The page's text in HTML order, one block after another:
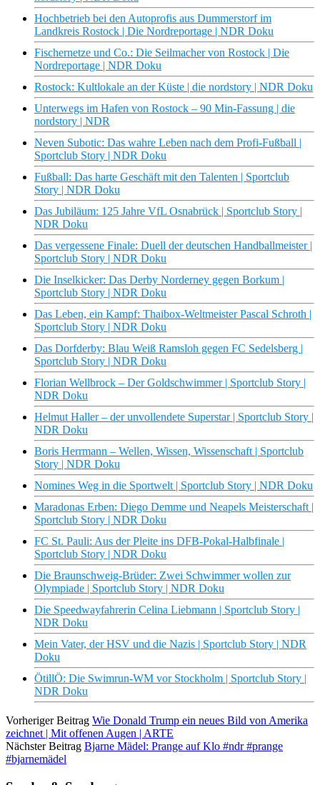
Hochbetrieb bei den Autoprofis aus Dummerstorf im
Landkreis Rostock | Die Nordreportage | NDR Doku
Fischernetze und Co.: Die Seilmacher von Rostock | Die
Nordreportage | NDR Doku
Rostock: Kultlokale an der Küste | die nordstory | NDR Doku
Unterwegs im Hafen von Rostock – 90 Min-Fassung | die
nordstory | NDR
Neven Subotic: Das wahre Leben nach dem Profi-Fußball |
Sportclub Story | NDR Doku
Fußball: Das harte Geschäft mit den Talenten | Sportclub
Story | NDR Doku
Das Jubiläum: 125 Jahre VfL Osnabrück | Sportclub Story |
NDR Doku
Das vergessene Finale: Duell der deutschen Handballmeister |
Sportclub Story | NDR Doku
Die Inselkicker: Das Derby Norderney gegen Borkum |
Sportclub Story | NDR Doku
Das Leben, ein Kampf: Thaibox-Weltmeister Pascal Schroth |
Sportclub Story | NDR Doku
Das Dorfderby: Blau Weiß Ramsloh gegen FC Sedelsberg |
Sportclub Story | NDR Doku
Florian Wellbrock – Der Goldschwimmer | Sportclub Story |
NDR Doku
Helmut Haller – der unvollendete Superstar | Sportclub Story |
NDR Doku
Boris Herrmann – Wellen, Wissen, Wissenschaft | Sportclub
Story | NDR Doku
Nomines Weg in die Sportwelt | Sportclub Story | NDR Doku
Maradonas Erben: Diego Demme und Neapels Meisterschaft |
Sportclub Story | NDR Doku
FC St. Pauli: Aus der Pleite ins DFB-Pokal-Halbfinale |
Sportclub Story | NDR Doku
Die Braunschweig-Brüder: Zwei Schwimmer wollen zur
Olympiade | Sportclub Story | NDR Doku
Die Speedwayfahrerin Celina Liebmann | Sportclub Story |
NDR Doku
Mein Vater, der HSV und die Nazis | Sportclub Story | NDR
Doku
ÖtillÖ: Die Swimrun-WM vor Stockholm | Sportclub Story |
NDR Doku
Vorheriger Beitrag Wie Donald Trump ein neues Bild von Amerika
zeichnet | Mit offenen Augen | ARTE
Nächster Beitrag Bjarne Mädel: Prange auf Klo #ndr #prange
#bjarnemädel